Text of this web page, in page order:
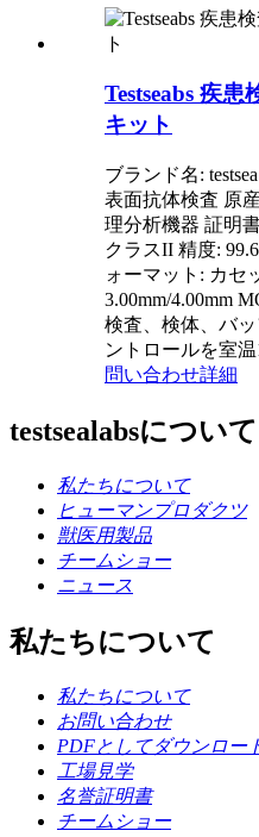
Testseabs 疾
キット
ブランド名:
表面抗体検査 原
理分析機器 証明
クラスII 精度:
ォーマット: カセ
3.00mm/4.00mm
検査、検体、バ
ントロールを室
問い合わせ詳細
testsealabsについて
私たちについて
ヒューマンプロダクツ
獣医用製品
チームショー
ニュース
私たちについて
私たちについて
お問い合わせ
PDFとしてダウンロー
工場見学
名誉証明書
チームショー